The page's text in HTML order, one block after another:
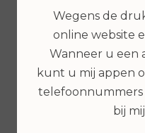
€ 7,99
Wegens de
online website
Wanneer u een
kunt u mij appen
telefoonnummers
bij